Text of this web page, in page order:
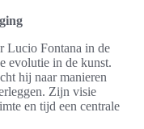
Lucio Fontana in de
evolutie in de kunst.
hij naar manieren
Zijn visie
en tijd een centrale